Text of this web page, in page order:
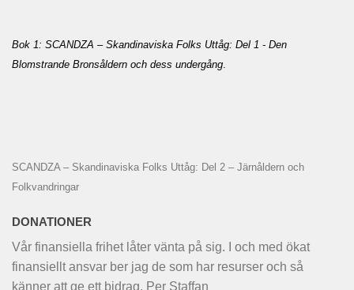
Bok 1: SCANDZA – Skandinaviska Folks Uttåg: Del 1 - Den
Blomstrande Bronsåldern och dess undergång.
SCANDZA – Skandinaviska Folks Uttåg: Del 2 – Järnåldern och
Folkvandringar
DONATIONER
Vår finansiella frihet låter vänta på sig. I och med ökat
finansiellt ansvar ber jag de som har resurser och så
känner att ge ett bidrag. Per Staffan